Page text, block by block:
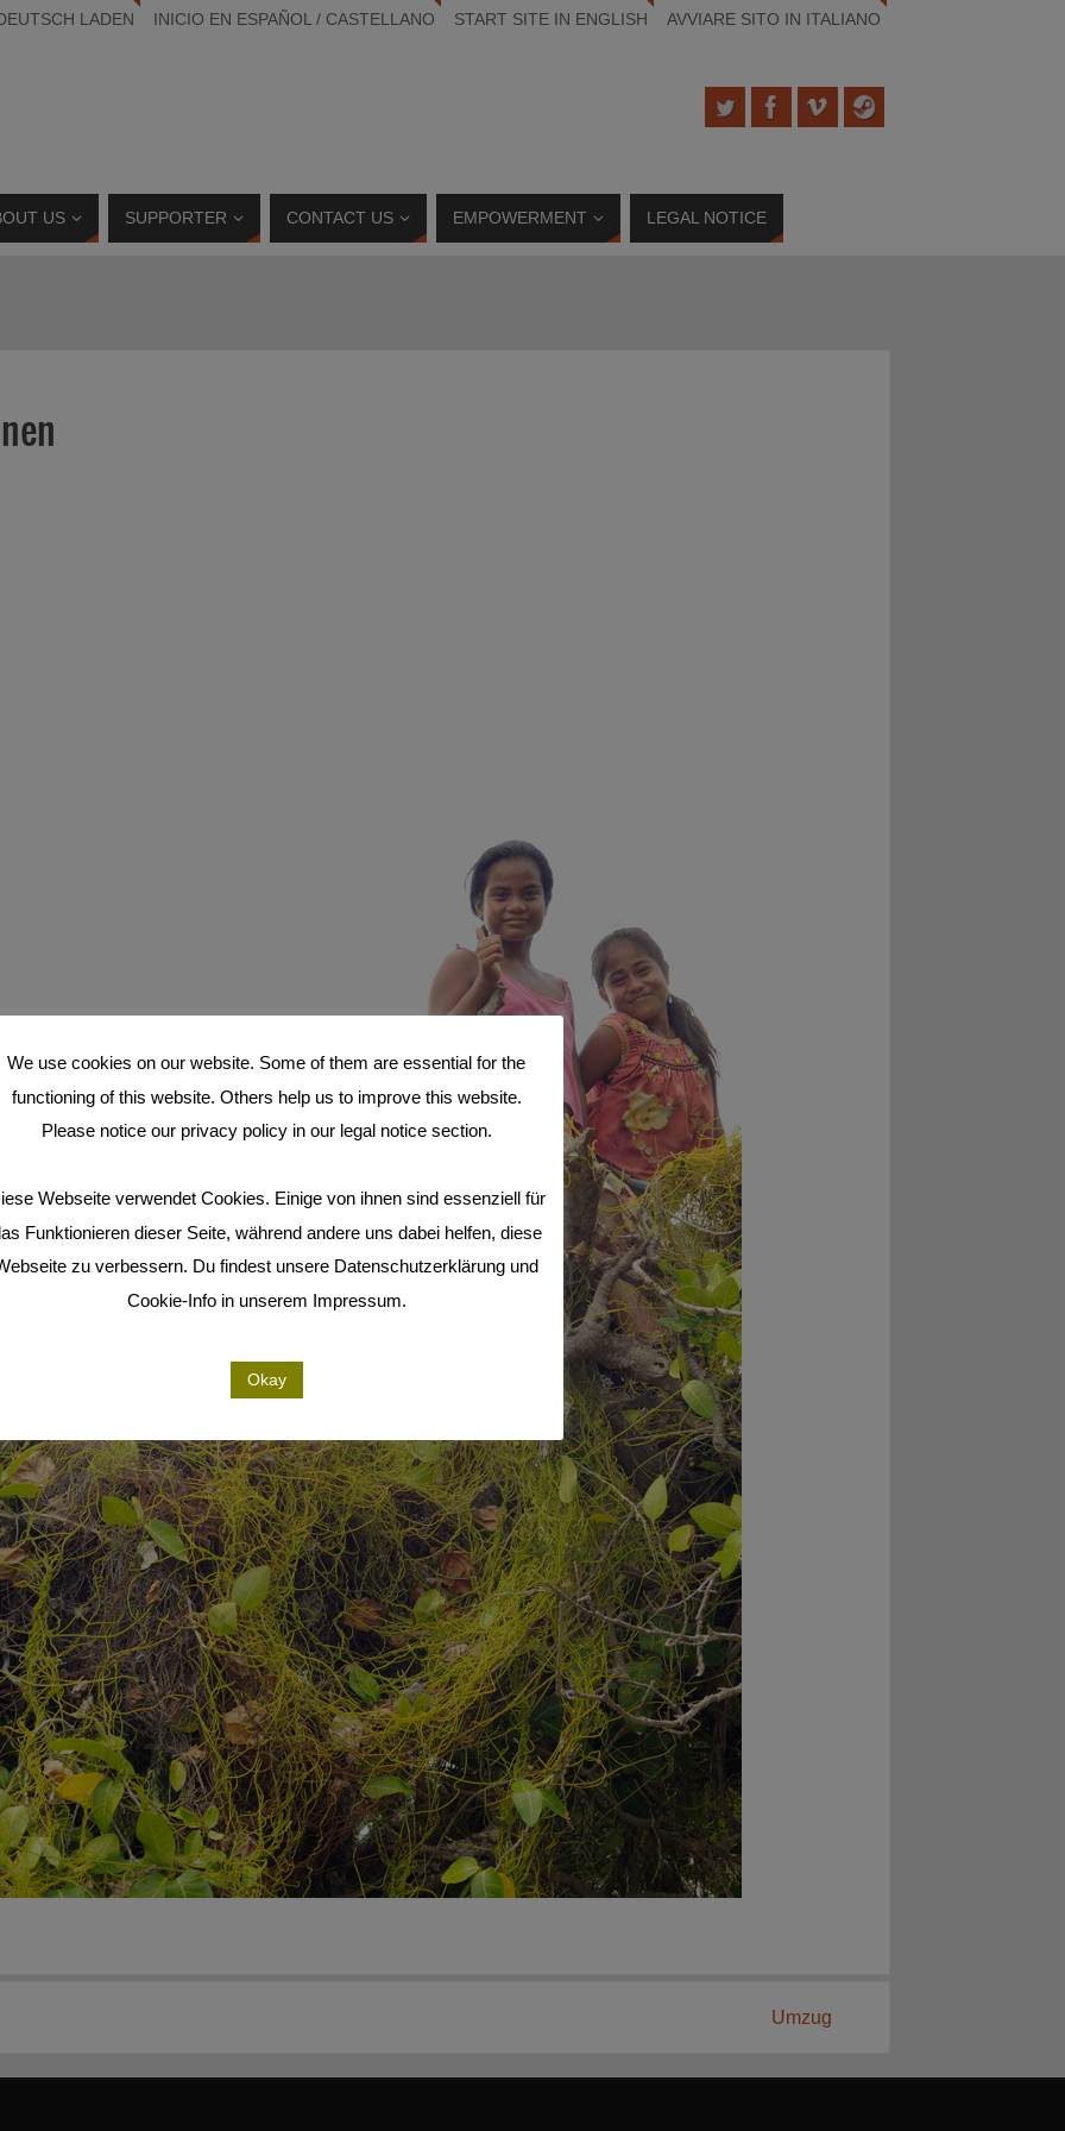
LADEN INICIO EN ESPAÑOL / CASTELLANO START SITE IN ENGLISH AVVIARE SITO IN ITALIANO
US SUPPORTER CONTACT US EMPOWERMENT LEGAL NOTICE
Umzug
We use cookies on our website. Some of them are essential for the
functioning of this website. Others help us to improve this website.
Please notice our privacy policy in our legal notice section.
Webseite verwendet Cookies. Einige von ihnen sind essenziell für
Funktionieren dieser Seite, während andere uns dabei helfen, diese
zu verbessern. Du findest unsere Datenschutzerklärung und
Cookie-Info in unserem Impressum.
Okay